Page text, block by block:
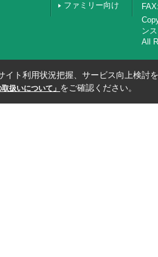
ファミリー向け
ンス
All
イト利用状況把握、サービス向上検討
取扱いについて」 をご確認ください。